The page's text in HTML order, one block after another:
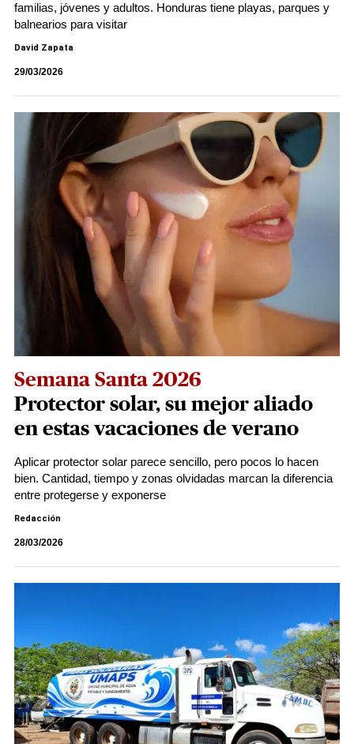
familias, jóvenes y adultos. Honduras tiene playas, parques y
balnearios para visitar
David Zapata
29/03/2026
Semana Santa 2026
Protector solar, su mejor aliado
en estas vacaciones de verano
Aplicar protector solar parece sencillo, pero pocos lo hacen
bien. Cantidad, tiempo y zonas olvidadas marcan la diferencia
entre protegerse y exponerse
Redacción
28/03/2026